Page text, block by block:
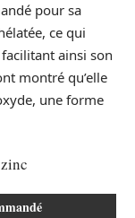
pour sa
ce qui
ainsi son
montré qu’elle
une forme